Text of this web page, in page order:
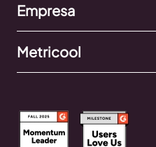
Empresa
Metricool